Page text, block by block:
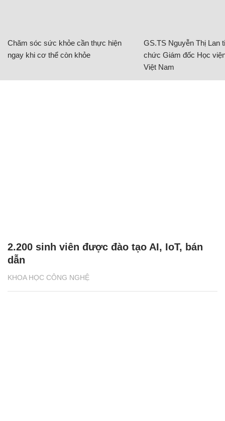
Chăm sóc sức khỏe cần thực hiện
ngay khi cơ thể còn khỏe
GS.TS Nguyễn Thị Lan
chức Giám đốc Học
Việt Nam
KHOA HỌC CÔNG NGHỆ
2.200 sinh viên được đào tạo AI, IoT, bán
dẫn